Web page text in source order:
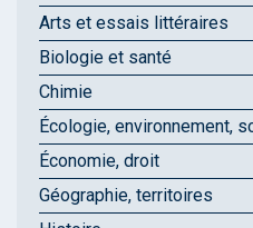
Arts et essais littéraires
Biologie et santé
Chimie
Écologie, environnement,
Économie, droit
Géographie, territoires